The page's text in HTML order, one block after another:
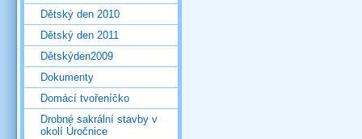
Dětský den 2010
Dětský den 2011
Dětskýden2009
Dokumenty
Domácí tvořeníčko
Drobné sakrální stavby v
okolí Úročnice